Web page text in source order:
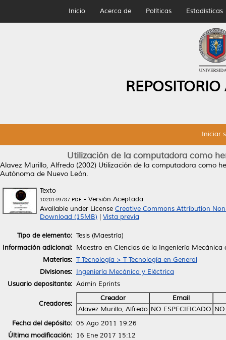
Inicio Acerca de Políticas Estadísticas
Iniciar
Utilización de la computadora como
Alavez Murillo, Alfredo (2002) Utilización de la computadora como
Autónoma de Nuevo León.
Texto
1020149787.PDF - Versión Aceptada
Available under License Creative Commons Attribution
Download (15MB)
Vista previa
Tipo de elemento: Tesis (Maestría)
Información adicional: Maestro en Ciencias de la Ingeniería
Materias: T Tecnología > T Tecnología en General
Divisiones: Ingeniería Mecánica y Eléctrica
Usuario depositante: Admin Eprints
Creadores:
Creador
Email
Alavez Murillo, Alfredo NO ESPECIFICADO
Fecha del depósito: 05 Ago 2011 19:26
Última modificación: 16 Ene 2017 15:12